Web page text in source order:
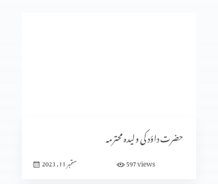
شادی کا الٰہی منصوبہ (حصہ2)
حضرت داؤد کی ولیدہ محترمہ
ستمبر 11, 2023 597views